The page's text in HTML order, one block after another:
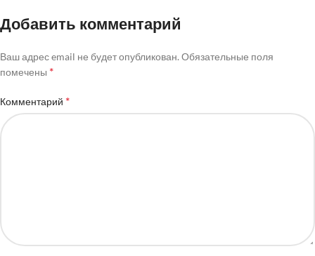
Добавить комментарий
Ваш адрес email не будет опубликован. Обязательные поля
помечены *
Комментарий *